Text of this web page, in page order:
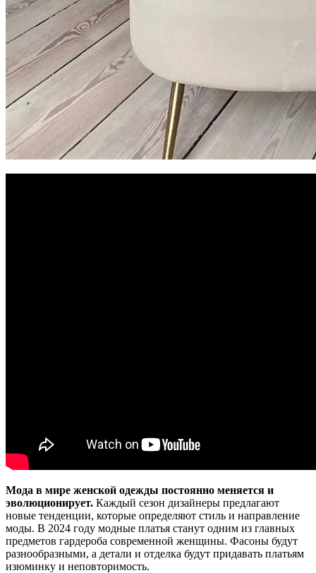
Мода в мире женской одежды постоянно меняется и
эволюционирует. Каждый сезон дизайнеры предлагают
новые тенденции, которые определяют стиль и направление
моды. В 2024 году модные платья станут одним из главных
предметов гардероба современной женщины. Фасоны будут
разнообразными, а детали и отделка будут придавать платьям
изюминку и неповторимость.